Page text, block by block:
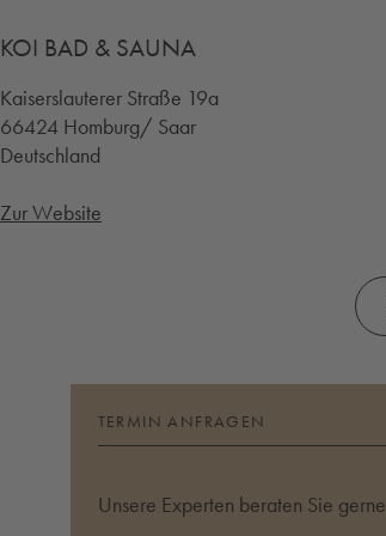
KOI BAD & SAUNA
Kaiserslauterer Straße 19a
66424 Homburg/ Saar
Deutschland
Zur Website
TERMIN ANFRAGEN
Unsere Experten beraten Sie